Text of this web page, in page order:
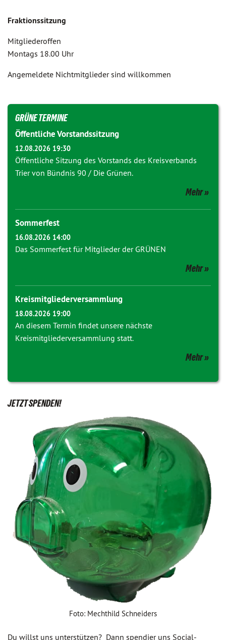
Fraktionssitzung
Mitgliederoffen
Montags 18.00 Uhr
Angemeldete Nichtmitglieder sind willkommen
GRÜNE TERMINE
Öffentliche Vorstandssitzung
12.08.2026 19:30
Öffentliche Sitzung des Vorstands des Kreisverbands
Trier von Bündnis 90 / Die Grünen.
Mehr
Sommerfest
16.08.2026 14:00
Das Sommerfest für Mitglieder der GRÜNEN
Mehr
Kreismitgliederversammlung
18.08.2026 19:00
An diesem Termin findet unsere nächste
Kreismitgliederversammlung statt.
Mehr
JETZT SPENDEN!
Foto: Mechthild Schneiders
Du willst uns unterstützen? Dann spendier uns Social-